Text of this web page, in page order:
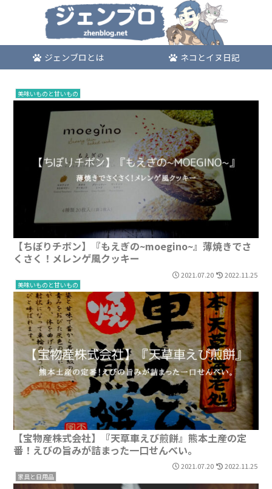
ジェンブロとは ネコとイヌ日記
美味いものと甘いもの
【ちぼりチボン】『もえぎの~moegino~』薄焼きでさ
くさく！メレンゲ風クッキー
2021.07.20 2022.11.25
美味いものと甘いもの
【宝物産株式会社】『天草車えび煎餅』熊本土産の定
番！えびの旨みが詰まった一口せんべい。
2021.07.20 2022.11.25
家具と日用品